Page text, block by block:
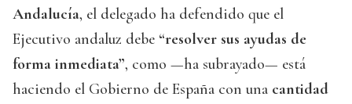
Andalucía, el delegado ha defendido que el
Ejecutivo andaluz debe “resolver sus ayudas de
forma inmediata”, como —ha subrayado— está
haciendo el Gobierno de España con una cantidad